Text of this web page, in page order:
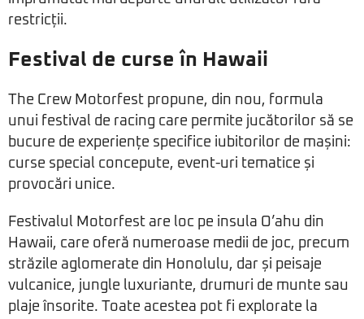
restricții.
Festival de curse în Hawaii
The Crew Motorfest propune, din nou, formula
unui festival de racing care permite jucătorilor să se
bucure de experiențe specifice iubitorilor de mașini:
curse special concepute, event-uri tematice și
provocări unice.
Festivalul Motorfest are loc pe insula O’ahu din
Hawaii, care oferă numeroase medii de joc, precum
străzile aglomerate din Honolulu, dar și peisaje
vulcanice, jungle luxuriante, drumuri de munte sau
plaje însorite. Toate acestea pot fi explorate la